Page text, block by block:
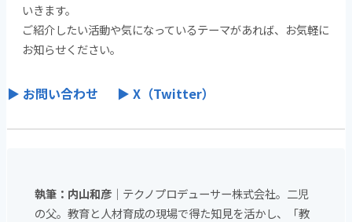
いきます。
ご紹介したい活動や気になっているテーマがあれば、お気軽に
お知らせください。
▶ お問い合わせ ▶ X（Twitter）
執筆：内山和彦 ｜テクノプロデューサー株式会社。二児
の父。教育と人材育成の現場で得た知見を活かし、「教